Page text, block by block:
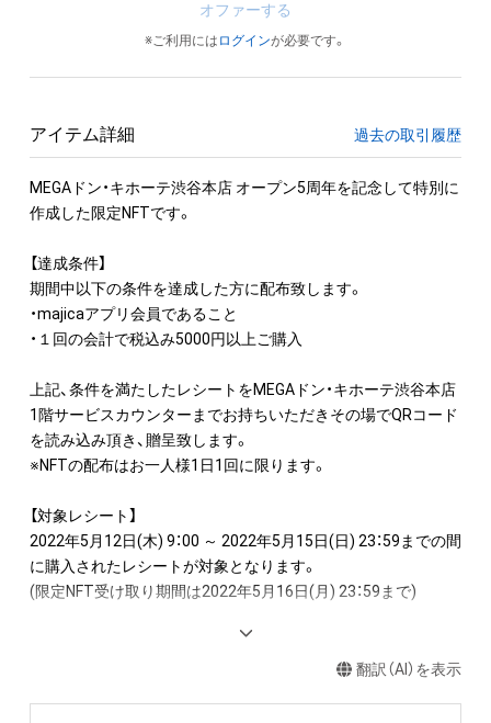
オファーする
※ご利用には ログインが必要です。
アイテム詳細 過去の取引履歴
MEGAドン・キホーテ渋谷本店 オープン5周年を記念して特別に
作成した限定NFTです。
【達成条件】
期間中以下の条件を達成した方に配布致します。
・majicaアプリ会員であること
・１回の会計で税込み5000円以上ご購入
上記、条件を満たしたレシートをMEGAドン・キホーテ渋谷本店
1階サービスカウンターまでお持ちいただきその場でQRコード
を読み込み頂き、贈呈致します。
※NFTの配布はお一人様1日1回に限ります。
【対象レシート】
2022年5月12日(木) 9：00 ～ 2022年5月15日(日) 23：59までの間
に購入されたレシートが対象となります。
(限定NFT受け取り期間は2022年5月16日(月) 23：59まで)
発行個数は556個限定ですので、欲しい！という方はぜひ渋谷店
翻訳（AI）を表示